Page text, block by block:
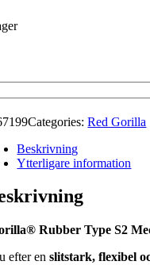
Categories:Red Gorilla
Beskrivning
Ytterligare information
Rubber Type S2
efter enslitstark, flexibel